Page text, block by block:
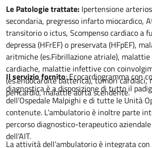
Descrizione
Le Patologie trattate: Ipertensione
secondaria, pregresso infarto miocardico,
transitorio o ictus, Scompenso cardiaco a
depressa (HFrEF) o preservata (HFpEF),
aritmiche (es.Fibrillazione atriale),
cardiache, malattie infettive con
(es.endocardite batterica), tumori cardiaci,
pericardio, malattie aorta scendente.
Il servizio fornito: Ecocardiogramma con
diagnostica è a disposizione di tutto il
dell’Ospedale Malpighi e di tutte le Unità
contenute. L’ambulatorio è inoltre parte
percorso diagnostico-terapeutico
dell’AIT.
La attività dell’ambulatorio è integrata con